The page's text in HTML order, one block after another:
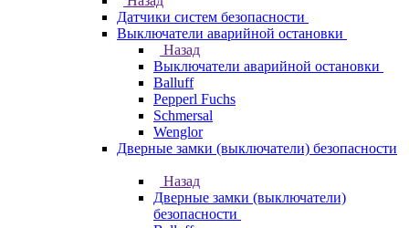
Датчики систем безопасности
Выключатели аварийной остановки
Назад
Выключатели аварийной остановки
Balluff
Pepperl Fuchs
Schmersal
Wenglor
Дверные замки (выключатели) безопасности
Назад
Дверные замки (выключатели)
безопасности